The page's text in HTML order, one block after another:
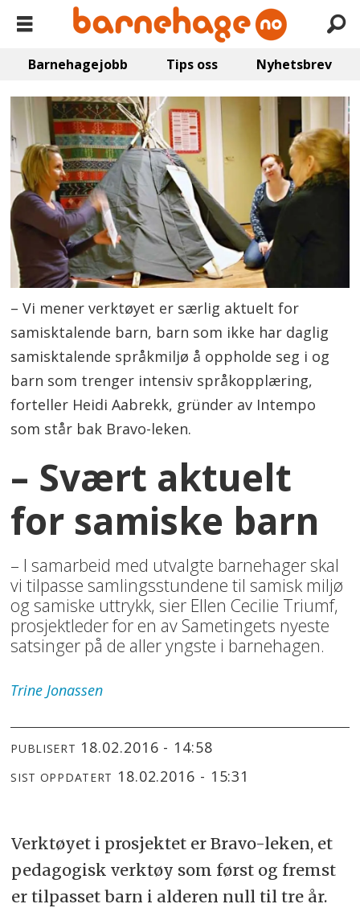
Barnehagejobb Tips oss Nyhetsbrev
– Vi mener verktøyet er særlig aktuelt for
samisktalende barn, barn som ikke har daglig
samisktalende språkmiljø å oppholde seg i og
barn som trenger intensiv språkopplæring,
forteller Heidi Aabrekk, gründer av Intempo
som står bak Bravo-leken.
– Svært aktuelt
for samiske barn
– I samarbeid med utvalgte barnehager skal
vi tilpasse samlingsstundene til samisk miljø
og samiske uttrykk, sier Ellen Cecilie Triumf,
prosjektleder for en av Sametingets nyeste
satsinger på de aller yngste i barnehagen.
Trine Jonassen
PUBLISERT 18.02.2016 - 14:58
SIST OPPDATERT 18.02.2016 - 15:31
Verktøyet i prosjektet er Bravo-leken, et
pedagogisk verktøy som først og fremst
er tilpasset barn i alderen null til tre år.